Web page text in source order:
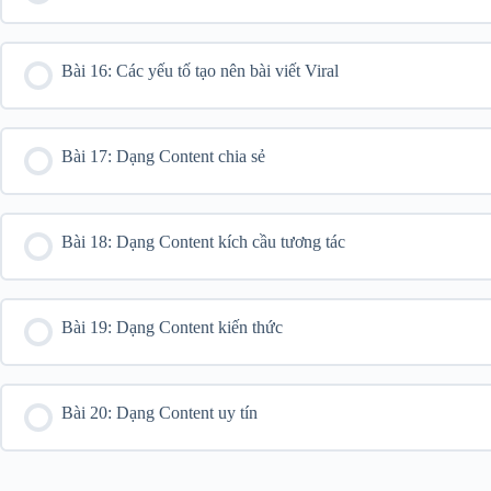
Bài 16: Các yếu tố tạo nên bài viết Viral
Bài 17: Dạng Content chia sẻ
Bài 18: Dạng Content kích cầu tương tác
Bài 19: Dạng Content kiến thức
Bài 20: Dạng Content uy tín